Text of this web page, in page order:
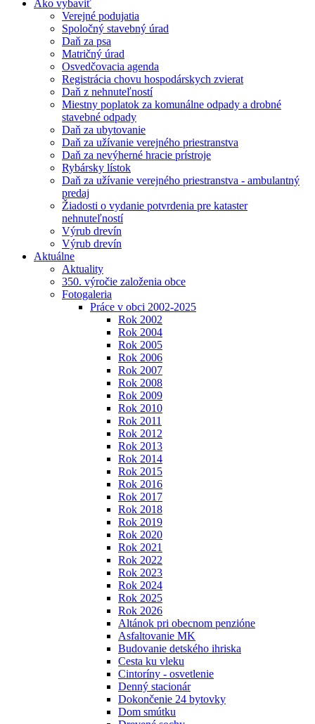
Ako vybaviť
Verejné podujatia
Spoločný stavebný úrad
Daň za psa
Matričný úrad
Osvedčovacia agenda
Registrácia chovu hospodárskych zvierat
Daň z nehnuteľností
Miestny poplatok za komunálne odpady a drobné
stavebné odpady
Daň za ubytovanie
Daň za užívanie verejného priestranstva
Daň za nevýherné hracie prístroje
Rybársky lístok
Daň za užívanie verejného priestranstva - ambulantný
predaj
Žiadosti o vydanie potvrdenia pre kataster
nehnuteľností
Výrub drevín
Výrub drevín
Aktuálne
Aktuality
350. výročie založenia obce
Fotogaleria
Práce v obci 2002-2025
Rok 2002
Rok 2004
Rok 2005
Rok 2006
Rok 2007
Rok 2008
Rok 2009
Rok 2010
Rok 2011
Rok 2012
Rok 2013
Rok 2014
Rok 2015
Rok 2016
Rok 2017
Rok 2018
Rok 2019
Rok 2020
Rok 2021
Rok 2022
Rok 2023
Rok 2024
Rok 2025
Rok 2026
Altánok pri obecnom penzióne
Asfaltovanie MK
Budovanie detského ihriska
Cesta ku vleku
Cintoríny - osvetlenie
Denný stacionár
Dokončenie 24 bytovky
Dom smútku